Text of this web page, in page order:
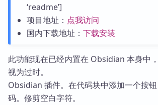
‘readme’]
项目地址： 点我访问
国内下载地址： 下载安装
此功能现在已经内置在 Obsidian 本身中
视为过时。
Obsidian 插件。在代码块中添加一个按
码。修剪空白字符。